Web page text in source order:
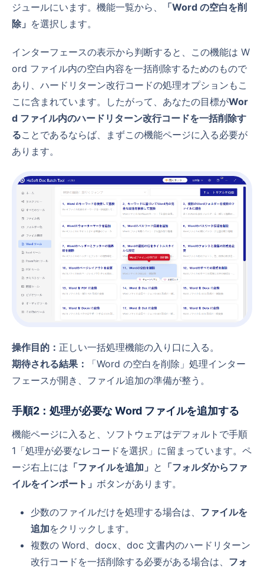
ジュールにいます。機能一覧から、
「Word の空白を削
除」 を選択します。
インターフェースの表示から判断すると、この機能は W
ord ファイル内の空白内容を一括削除するためのもので
あり、ハードリターン改行コードの処理オプションもこ
こに含まれています。したがって、あなたの目標がWor
d ファイル内のハードリターン改行コードを一括削除す
ることであるならば、まずこの機能ページに入る必要が
あります。
操作目的： 正しい一括処理機能の入り口に入る。
期待される結果：
「Word の空白を削除」処理インター
フェースが開き、ファイル追加の準備が整う。
手順2：処理が必要な Word ファイルを追加する
機能ページに入ると、ソフトウェアはデフォルトで手順
1「処理が必要なレコードを選択」に留まっています。ペ
ージ右上には 「ファイルを追加」 と 「フォルダからファ
イルをインポート」 ボタンがあります。
少数のファイルだけを処理する場合は、 ファイルを
追加をクリックします。
複数の Word、docx、doc 文書内のハードリターン
改行コードを一括削除する必要がある場合は、 フォ